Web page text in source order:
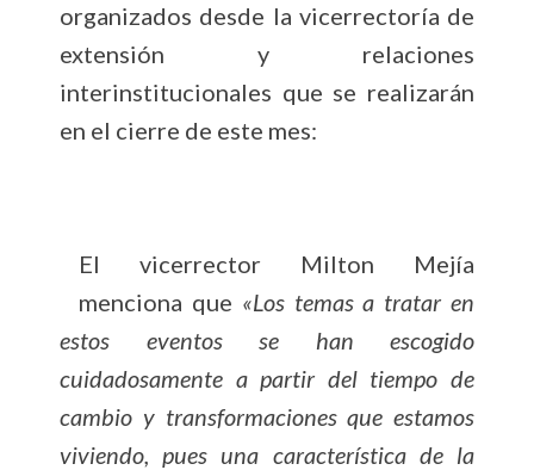
organizados desde la vicerrectoría de
extensión y relaciones
interinstitucionales que se realizarán
en el cierre de este mes:
El vicerrector Milton Mejía
menciona que «Los temas a tratar en
estos eventos se han escogido
cuidadosamente a partir del tiempo de
cambio y transformaciones que estamos
viviendo, pues una característica de la